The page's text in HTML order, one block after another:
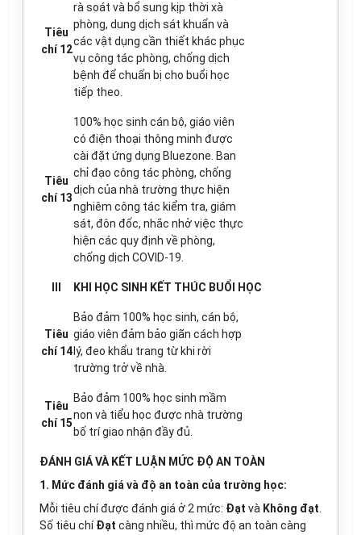
Tiêu
chí 12
rà soát và bổ sung kịp thời xà
phòng, dung dịch sát khuẩn và
các vật dụng cần thiết khác phục
vụ công tác phòng, chống dịch
bệnh để chuẩn bị cho buổi học
tiếp theo.
Tiêu
chí 13
100% học sinh cán bộ, giáo viên
có điện thoại thông minh được
cài đặt ứng dụng Bluezone. Ban
chỉ đạo công tác phòng, chống
dịch của nhà trường thực hiện
nghiêm công tác kiểm tra, giám
sát, đôn đốc, nhắc nhở việc thực
hiện các quy định về phòng,
chống dịch COVID-19.
KHI HỌC SINH KẾT THÚC BUỔI HỌC
Tiêu
chí 14
Bảo đảm 100% học sinh, cán bộ,
giáo viên đảm bảo giãn cách hợp
lý, đeo khẩu trang từ khi rời
trường trở về nhà.
Tiêu
chí 15
Bảo đảm 100% học sinh mầm
non và tiểu học được nhà trường
bố trí giao nhận đầy đủ.
ĐÁNH GIÁ VÀ KẾT LUẬN MỨC ĐỘ AN TOÀN
1. Mức đánh giá và độ an toàn của trường học:
Mỗi tiêu chí được đánh giá ở 2 mức: Đạt và Không đạt
Số tiêu chíĐạt càng nhiều, thì mức độ an toàn càng